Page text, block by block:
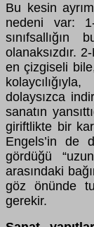
Bu kesin
nedeni var:
olanaksızdır.
en çizgiseli
dolaysızca
sanatın
giriftlikte bir
Engels’in de
gördüğü
arasındaki
göz önünde
gerekir.